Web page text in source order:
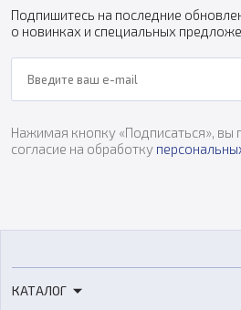
Подпишитесь на последние
о новинках и специальных
Нажимая кнопку «Подписаться», вы
согласие на обработку
КАТАЛОГ